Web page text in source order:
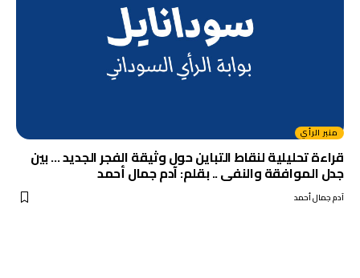
منبر الرأي
قراءة تحليلية لنقاط التباين حول وثيقة الفجر الجديد … بين
جدل الموافقة والنفى .. بقلم: آدم جمال أحمد
آدم جمال أحمد